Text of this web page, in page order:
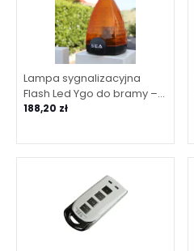
Lampa sygnalizacyjna
Flash Led Ygo do bramy –
LED 230V/24V/115V – SEA
188,20 zł